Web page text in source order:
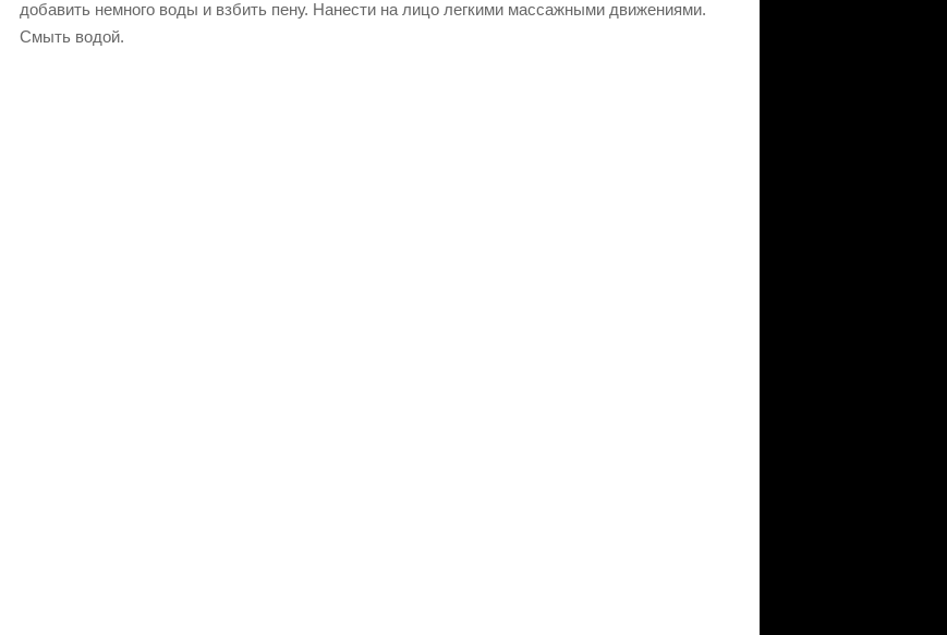
добавить немного воды и взбить пену. Нанести на лицо легкими массажными движениями.
Смыть водой.